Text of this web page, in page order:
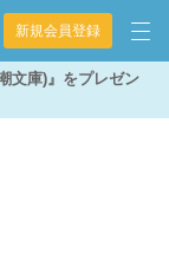
新規会員登録
文庫)』をプレゼン